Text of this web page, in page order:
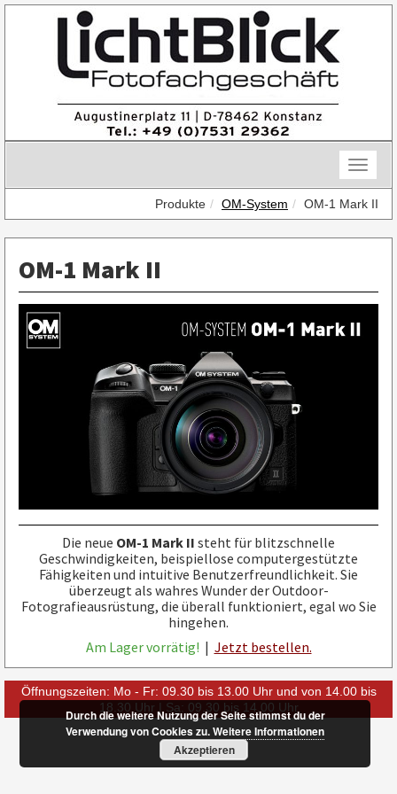
Toggle
Produkte
OM-System OM-1 Mark II
OM-1 Mark II
Die neue OM-1 Mark II steht für blitzschnelle
Geschwindigkeiten, beispiellose computergestützte
Fähigkeiten und intuitive Benutzerfreundlichkeit. Sie
überzeugt als wahres Wunder der Outdoor-
Fotografieausrüstung, die überall funktioniert, egal wo Sie
hingehen.
Am Lager vorrätig! | Jetzt bestellen.
Öffnungszeiten: Mo - Fr: 09.30 bis 13.00 Uhr und von 14.00 bis
18.30 Uhr | Sa: 09.30 bis 14.00 Uhr
Durch die weitere Nutzung der Seite stimmst du der
Verwendung von Cookies zu.Weitere Informationen
Akzeptieren